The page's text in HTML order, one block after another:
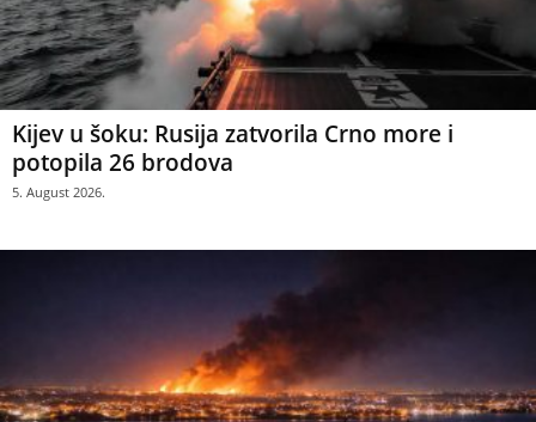
Kijev u šoku: Rusija zatvorila Crno more i
potopila 26 brodova
5. August 2026.